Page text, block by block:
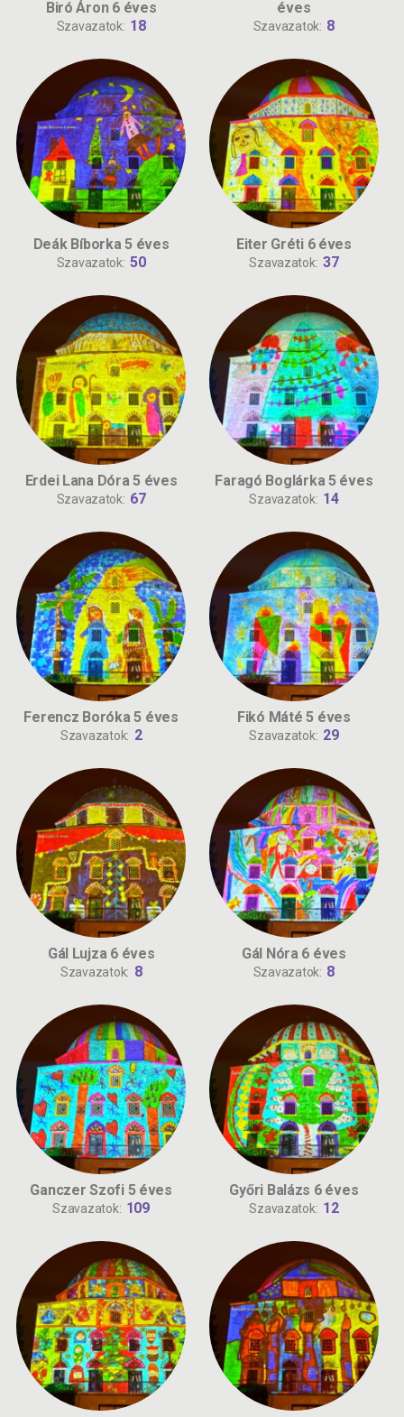
Biró Áron 6 éves
Szavazatok: 18
éves
Szavazatok: 8
Deák Bíborka 5 éves
Szavazatok:50
Eiter Gréti 6 éves
Szavazatok: 37
Erdei Lana Dóra 5 éves
Szavazatok: 67
Faragó Boglárka 5 éves
Szavazatok: 14
Ferencz Boróka 5 éves
Szavazatok: 2
Fikó Máté 5 éves
Szavazatok: 29
Gál Lujza 6 éves
Szavazatok: 8
Gál Nóra 6 éves
Szavazatok: 8
Ganczer Szofi 5 éves
Szavazatok: 109
Győri Balázs 6 éves
Szavazatok: 12